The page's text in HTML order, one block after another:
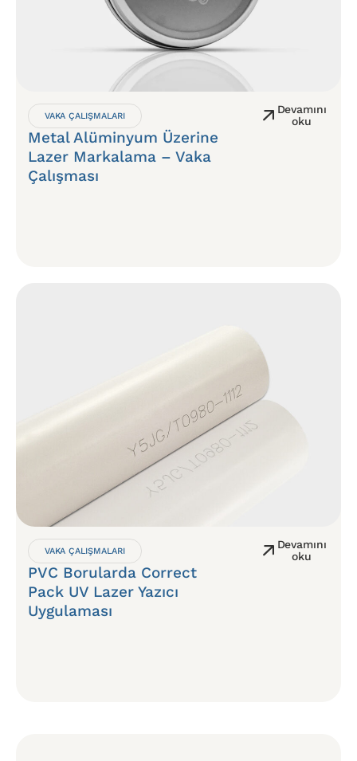
VAKA ÇALIŞMALARI
Metal Alüminyum Üzerine
Lazer Markalama – Vaka
Çalışması
Devamını
oku
VAKA ÇALIŞMALARI
PVC Borularda Correct
Pack UV Lazer Yazıcı
Uygulaması
Devamını
oku